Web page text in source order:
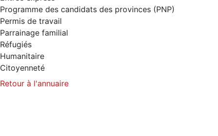
Programme des candidats des provinces (PNP)
Permis de travail
Parrainage familial
Réfugiés
Humanitaire
Citoyenneté
Retour à l'annuaire